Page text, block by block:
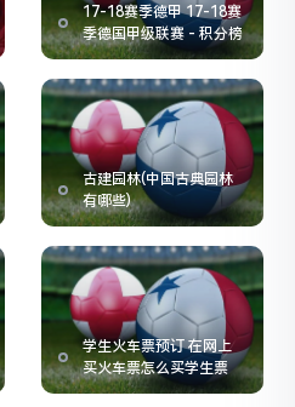
17-18赛季德甲 17-18赛
季德国甲级联赛 - 积分榜
古建园林(中国古典园林
有哪些)
学生火车票预订 在网上
买火车票怎么买学生票